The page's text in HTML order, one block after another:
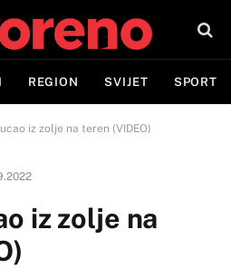
REGION SVIJET SPORT
iz zolje na teren (VIDEO)
iz zolje na